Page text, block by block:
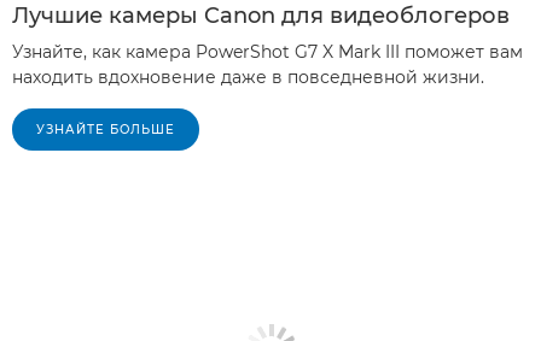
Лучшие камеры Canon для видеоблогеров
Узнайте, как камера PowerShot G7 X Mark III поможет вам
находить вдохновение даже в повседневной жизни.
УЗНАЙТЕ БОЛЬШЕ